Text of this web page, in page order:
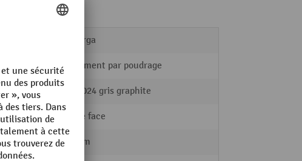
ManOrga
revêtement par poudrage
RAL 7024 gris graphite
double face
680 mm